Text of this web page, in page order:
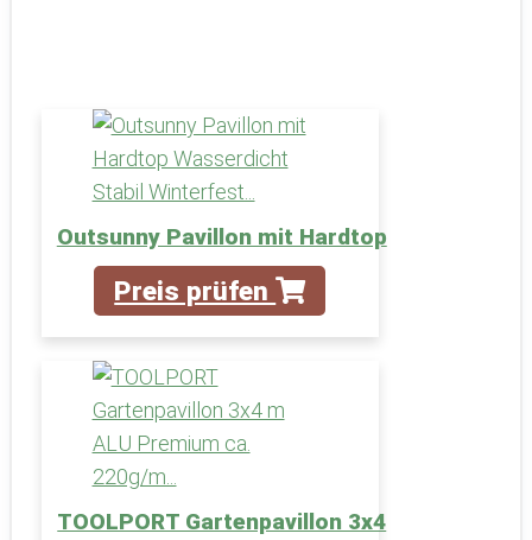
Outsunny Pavillon mit Hardtop
Preis prüfen
TOOLPORT Gartenpavillon 3x4